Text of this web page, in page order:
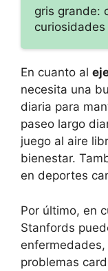
gris grande:
curiosidades
En cuanto al
necesita una
diaria para
paseo largo
juego al aire
bienestar.
en deportes
Por último, en
Stanfords
problemas